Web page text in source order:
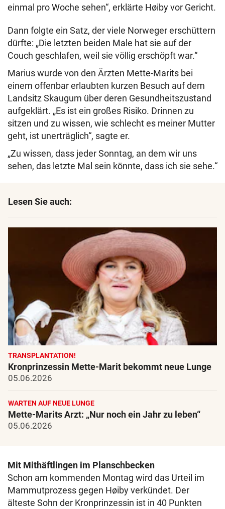
einmal pro Woche sehen“, erklärte Høiby vor Gericht.
Dann folgte ein Satz, der viele Norweger erschüttern
dürfte: „Die letzten beiden Male hat sie auf der
Couch geschlafen, weil sie völlig erschöpft war.“
Marius wurde von den Ärzten Mette-Marits bei
einem offenbar erlaubten kurzen Besuch auf dem
Landsitz Skaugum über deren Gesundheitszustand
aufgeklärt. „Es ist ein großes Risiko. Drinnen zu
sitzen und zu wissen, wie schlecht es meiner Mutter
geht, ist unerträglich“, sagte er.
„Zu wissen, dass jeder Sonntag, an dem wir uns
sehen, das letzte Mal sein könnte, dass ich sie sehe.“
Lesen Sie auch:
TRANSPLANTATION!
Kronprinzessin Mette-Marit bekommt neue Lunge
05.06.2026
WARTEN AUF NEUE LUNGE
Mette-Marits Arzt: „Nur noch ein Jahr zu leben“
05.06.2026
Mit Mithäftlingen im Planschbecken
Schon am kommenden Montag wird das Urteil im
Mammutprozess gegen Høiby verkündet. Der
älteste Sohn der Kronprinzessin ist in 40 Punkten